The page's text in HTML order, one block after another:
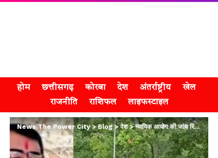
होम छत्तीसगढ़ कोरबा देश अंतर्राष्ट्रीय
खेल
राजनीति
राशिफल लाइफस्टाइल
News The Power City>Blog>देश>न्यायिक आयोग की जांच रिपोर्ट में भोले बाबा को क्‍लीन चि‍ट, कौन है 121 लोगों की मौत का ज‍िम्‍मेदार?